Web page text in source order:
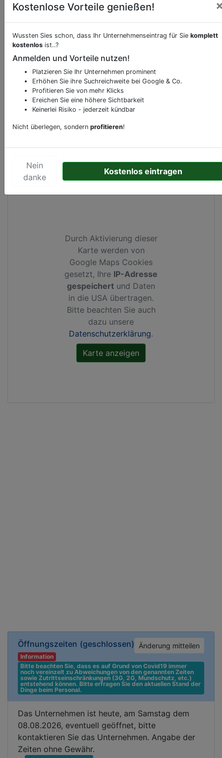
Öffnungszeiten (geschlossen) Änderung mitteilen
Information
Bitte beachten Sie, dass es auf Grund von Covid19 immer
noch vereinzelt zu Abweichungen von den genannten Zeiten
sowie Zutrittseinschränkungen (3G, 2G, Mundschutz, etc.)
entstehend können. Bitte erfragen Sie den aktuellen Stand der
Dinge beim Personal.
Das Unternehmen ist heute, am Samstag dem
08.08.2026, eventuell geöffnet, bitte
kontaktieren Sie das Unternehmen. Angabe der
Zeiten ohne Gewähr.
Beschreibung & Services vonKneipe
Sie möchten eine Beschreibung, Dienstleistung
oder andere relevante Informationen hinzufügen?
Klicken Sie bittehierum uns zu kontaktieren.
Gerne erweitern wir Ihren Firmeneintrag um
Sonderangebote odere besondere Services, die
Ihren Wettbewerbern abheben.
KartenansichtHerforder Straße 18inBielefeld
Durch Aktivierung dieser
Karte werden von
Google Maps Cookies
gesetzt, Ihre IP-Adresse
gespeichert und Daten
in die USA übertragen.
Bitte beachten Sie auch
dazu unsere
Datenschutzerklärung.
Kostenlose Vorteile genießen!
Wussten Sies schon, dass Ihr Unternehmenseintrag für Sie komplett
kostenlos ist..?
Anmelden und Vorteile nutzen!
Platzieren Sie Ihr Unternehmen prominent
Erhöhen Sie ihre Suchreichweite bei Google & Co.
Profitieren Sie von mehr Klicks
Ereichen Sie eine höhere Sichtbarkeit
Keinerlei Risiko - jederzeit kündbar
Nicht überlegen, sondern profitieren!
Nein
danke
Kostenlos eintragen